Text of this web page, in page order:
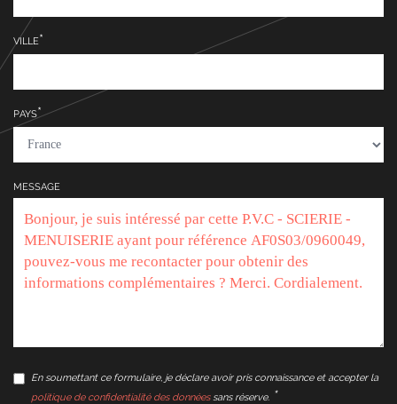
VILLE
PAYS
MESSAGE
En soumettant ce formulaire, je déclare avoir pris connaissance et accepter la
politique de confidentialité des donnéessans réserve.